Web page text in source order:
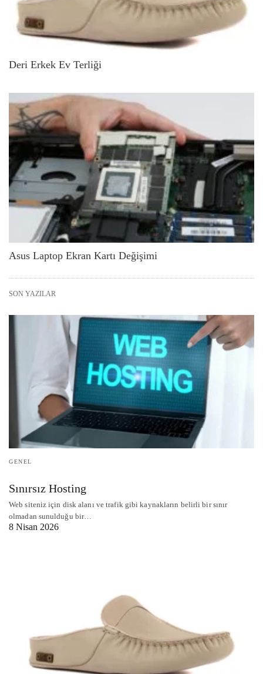
Deri Erkek Ev Terliği
Asus Laptop Ekran Kartı Değişimi
SON YAZILAR
GENEL
Sınırsız Hosting
Web siteniz için disk alanı ve trafik gibi kaynakların belirli bir sınır
olmadan sunulduğu bir…
8 Nisan 2026